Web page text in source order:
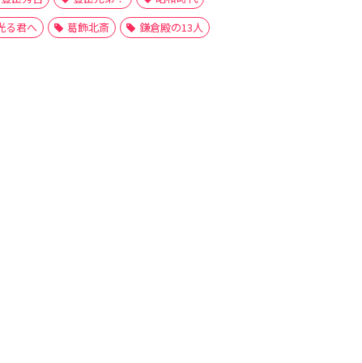
る君へ
葛飾北斎 鎌倉殿の13人